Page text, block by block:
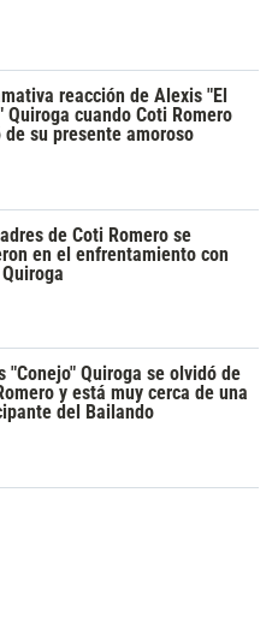
reacción de Alexis "El
Quiroga cuando Coti Romero
de su presente amoroso
de Coti Romero se
en el enfrentamiento con
"Conejo" Quiroga se olvidó de
y está muy cerca de una
del Bailando